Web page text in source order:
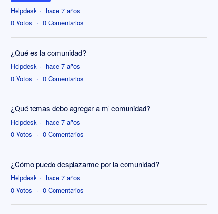
Helpdesk
hace 7 años
0 Votos 0 Comentarios
¿Qué es la comunidad?
Helpdesk
hace 7 años
0 Votos 0 Comentarios
¿Qué temas debo agregar a mi comunidad?
Helpdesk
hace 7 años
0 Votos 0 Comentarios
¿Cómo puedo desplazarme por la comunidad?
Helpdesk
hace 7 años
0 Votos 0 Comentarios